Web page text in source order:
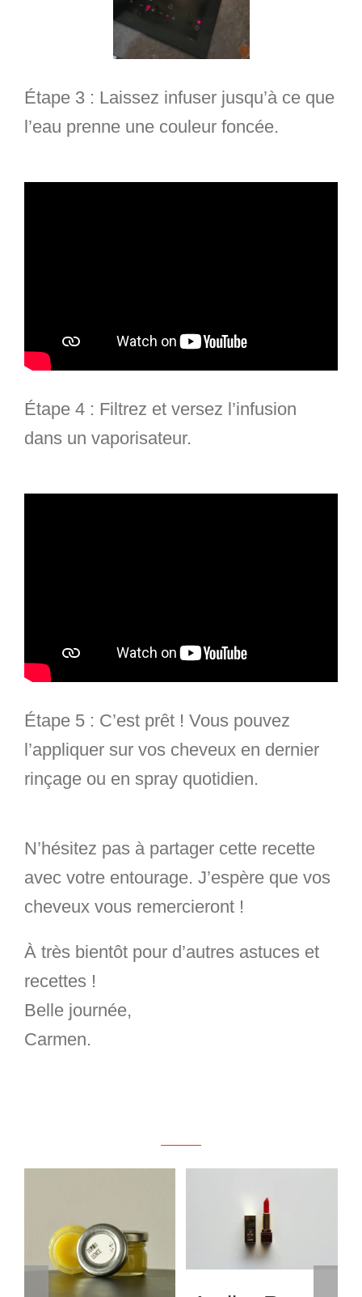
Étape 3: Laissez infuser jusqu’à ce que
l’eau prenne une couleur foncée.
Étape 4: Filtrez et versez l’infusion
dans un vaporisateur.
Étape 5: C’est prêt ! Vous pouvez
l’appliquer sur vos cheveux en dernier
rinçage ou en spray quotidien.
N’hésitez pas à partager cette recette
avec votre entourage. J’espère que vos
cheveux vous remercieront !
À très bientôt pour d’autres astuces et
recettes !
Belle journée,
Carmen.
DÉTAILS
AJOUTER AU
PANIER
DÉTAILS